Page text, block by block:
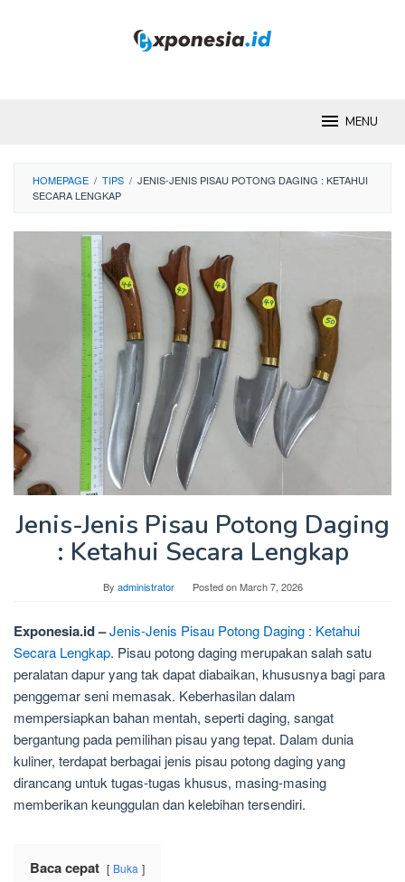
MENU
HOMEPAGE / TIPS / JENIS-JENIS PISAU POTONG DAGING : KETAHUI
SECARA LENGKAP
Jenis-Jenis Pisau Potong Daging
: Ketahui Secara Lengkap
By administrator Posted onMarch 7, 2026
Exponesia.id –Jenis-Jenis Pisau Potong Daging : Ketahui
Secara Lengkap. Pisau potong daging merupakan salah satu
peralatan dapur yang tak dapat diabaikan, khususnya bagi para
penggemar seni memasak. Keberhasilan dalam
mempersiapkan bahan mentah, seperti daging, sangat
bergantung pada pemilihan pisau yang tepat. Dalam dunia
kuliner, terdapat berbagai jenis pisau potong daging yang
dirancang untuk tugas-tugas khusus, masing-masing
memberikan keunggulan dan kelebihan tersendiri.
Baca cepat Buka